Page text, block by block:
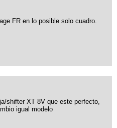
FR en lo posible solo cuadro.
shifter XT 8V que este perfecto,
igual modelo